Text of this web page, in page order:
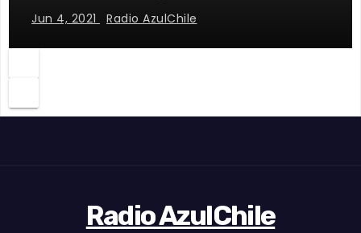
Jun 4, 2021 Radio AzulChile
Radio AzulChile